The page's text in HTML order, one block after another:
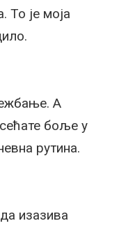
То је моја
А
боље у
рутина.
изазива